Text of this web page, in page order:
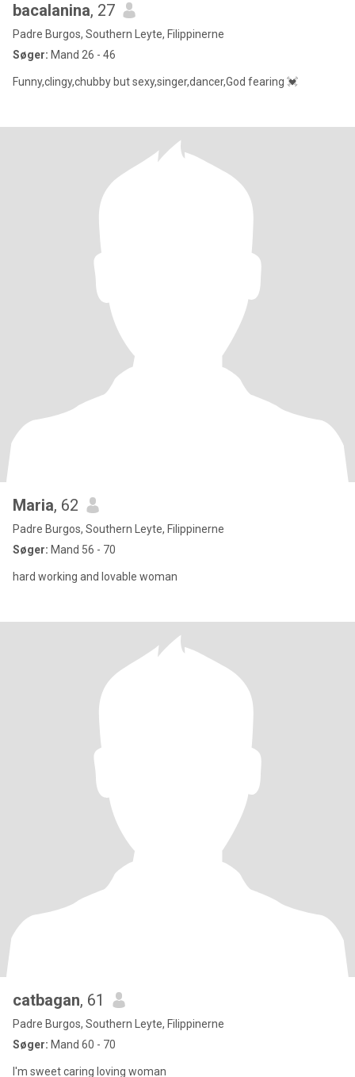
bacalanina, 27
Padre Burgos, Southern Leyte, Filippinerne
Søger: Mand 26 - 46
Funny,clingy,chubby but sexy,singer,dancer,God fearing 💓
Maria, 62
Padre Burgos, Southern Leyte, Filippinerne
Søger: Mand 56 - 70
hard working and lovable woman
catbagan, 61
Padre Burgos, Southern Leyte, Filippinerne
Søger: Mand 60 - 70
I'm sweet caring loving woman